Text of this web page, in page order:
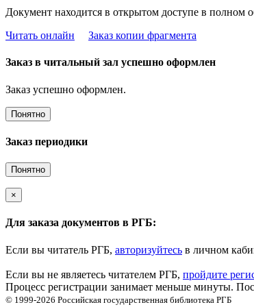
Документ находится в открытом доступе в полном
Читать онлайн
Заказ копии фрагмента
Заказ в читальный зал успешно оформлен
Заказ успешно оформлен.
Понятно
Заказ периодики
Понятно
×
Для заказа документов в РГБ:
Если вы читатель РГБ, авторизуйтесь в личном
Если вы не являетесь читателем РГБ, пройдите
Процесс регистрации занимает меньше минуты.
© 1999-2026 Российская государственная библиотека РГБ